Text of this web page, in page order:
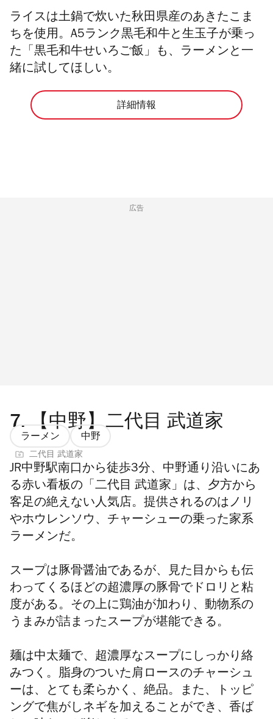
ライスは土鍋で炊いた秋田県産のあきたこま
ちを使用。 A5ランク黒毛和牛と生玉子が乗っ
た「黒毛和牛せいろご飯」も、ラーメンと一
緒に試してほしい。
詳細情報
広告
7. 【中野】二代目 武道家
ラーメン 中野
二代目 武道家
JR中野駅南口から徒歩3分、中野通り沿いにあ
る赤い看板の「二代目 武道家」は、夕方から
客足の絶えない人気店。提供されるのはノリ
やホウレンソウ、チャーシューの乗った家系
ラーメンだ。
スープは豚骨醤油であるが、見た目からも伝
わってくるほどの超濃厚の豚骨でドロリと粘
度がある。その上に鶏油が加わり、動物系の
うまみが詰まったスープが堪能できる。
麺は中太麺で、超濃厚なスープにしっかり絡
みつく。脂身のついた肩ロースのチャーシュ
ーは、とても柔らかく、絶品。また、トッピ
ングで焦がしネギを加えることができ、香ば